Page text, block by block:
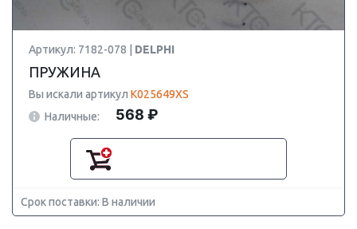
Артикул: 7182-078 | DELPHI
ПРУЖИНА
Вы искали артикул K025649XS
Наличные:
568 ₽
Срок поставки: В наличии